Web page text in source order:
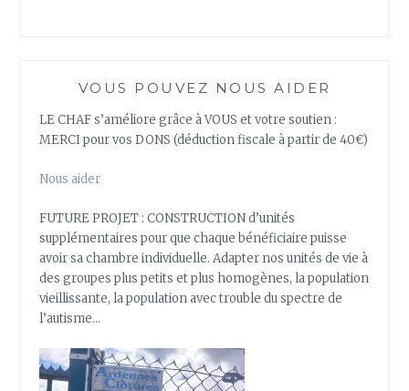
VOUS POUVEZ NOUS AIDER
LE CHAF s’améliore grâce à VOUS et votre soutien :
MERCI pour vos DONS (déduction fiscale à partir de 40€)
Nous aider
FUTURE PROJET : CONSTRUCTION d’unités
supplémentaires pour que chaque bénéficiaire puisse
avoir sa chambre individuelle. Adapter nos unités de vie à
des groupes plus petits et plus homogènes, la population
vieillissante, la population avec trouble du spectre de
l’autisme…